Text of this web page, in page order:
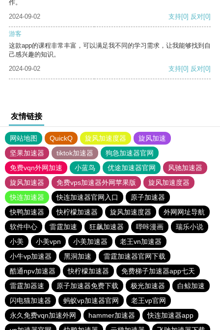
作。
2024-09-02
支持[0] 反对[0]
游客
这款app的课程非常丰富，可以满足我不同的学习需求，让我能够找到自
己感兴趣的知识。
2024-09-02
支持[0] 反对[0]
友情链接
网站地图 QuickQ 旋风加速度器
旋风加速
坚果加速器
tiktok加速器
狗急加速器官网
免费vqn外网加速
小蓝鸟 优途加速器官网
风驰加速器
旋风加速器
免费vps加速器外网苹果版
旋风加速度器
快连加速器
快连加速器官网入口
原子加速器
快鸭加速器
快柠檬加速器 旋风加速度器
外网网址导航
软件中心
雷霆加速 狂飙加速器 哔咔漫画
瑞乐小说
小美
小美vpn 小美加速器
老王vn加速器
小牛vp加速器
黑洞加速
雷霆加速器官网下载
酷通npv加速器
快柠檬加速器
免费梯子加速器app七天
雷霆加器速
原子加速器免费下载 极光加速器
白鲸加速
闪电猫加速器
蚂蚁vp加速器官网
老王vp官网
永久免费vqn加速外网
hammer加速器
快连加速器app